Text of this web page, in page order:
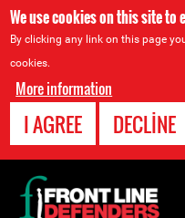
We use cookies on this site to
By clicking any link on this page
cookies.
More information
I AGREE DECLINE
Back
to